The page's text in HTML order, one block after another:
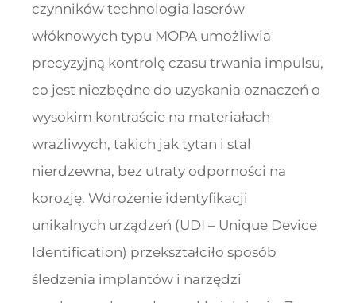
czynników technologia laserów
włóknowych typu MOPA umożliwia
precyzyjną kontrolę czasu trwania impulsu,
co jest niezbędne do uzyskania oznaczeń o
wysokim kontraście na materiałach
wrażliwych, takich jak tytan i stal
nierdzewna, bez utraty odporności na
korozję. Wdrożenie identyfikacji
unikalnych urządzeń (UDI – Unique Device
Identification) przekształciło sposób
śledzenia implantów i narzędzi